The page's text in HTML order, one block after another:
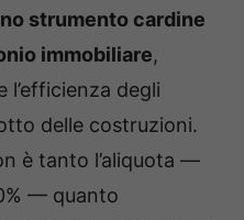
strumento cardine
immobiliare,
l’efficienza degli
delle costruzioni.
è tanto l’aliquota —
— quanto